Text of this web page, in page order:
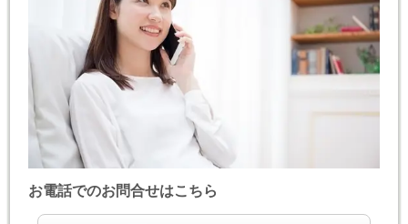
お電話でのお問合せはこちら